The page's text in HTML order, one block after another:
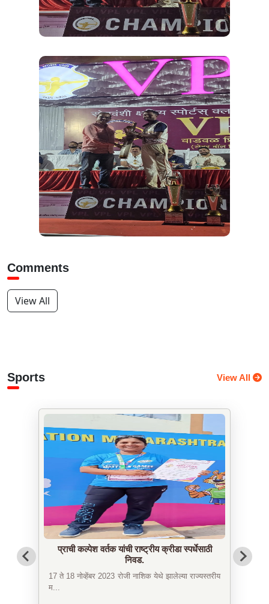
Comments
View All
Sports View All
प्राची कल्पेश वर्तक यांची राष्ट्रीय क्रीडा स्पर्धेसाठी
निवड.
17 ते 18 नोव्हेंबर 2023 रोजी नाशिक येथे झालेल्या राज्यस्तरीय
म...